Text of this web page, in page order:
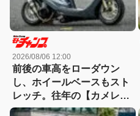
2026/08/06 12:00
前後の車高をローダウン
し、ホイールベースもスト
レッチ。往年の【カメレオ
ンファクトリー】が懐かし